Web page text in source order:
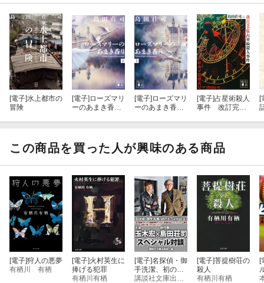
[電子]水上都市の
冒険
[電子]ローズマリ
ーのあまき香り
[電子]ローズマリ
ーのあまき香り
[電子]占星術殺人
事件 改訂完全
[
この商品を買った人が興味のある商品
[電子]狩人の悪夢
有栖川 有栖
[電子]火村英生に
捧げる犯罪
有栖川有栖
[電子]名探偵・御
手洗潔、初のド
ラマ化記念！
[電子]菩提樹荘の
殺人
有栖川有栖
[